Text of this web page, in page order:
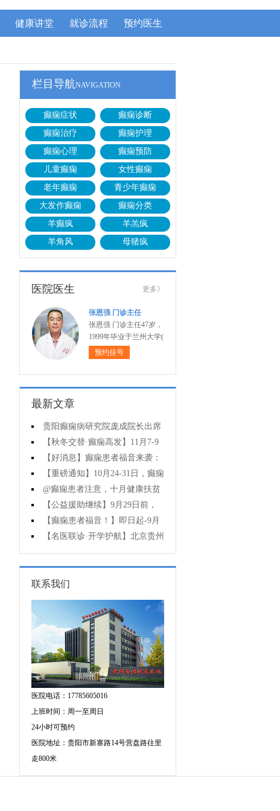
健康讲堂 就诊流程 预约医生
栏目导航NAVIGATION
癫痫症状
癫痫诊断
癫痫治疗
癫痫护理
癫痫心理
癫痫预防
儿童癫痫
女性癫痫
老年癫痫
青少年癫痫
大发作癫痫
癫痫分类
羊癫疯
羊羔疯
羊角风
母猪疯
医院医生 更多》
张恩强 门诊主任
张恩强 门诊主任47岁，
1999年毕业于兰州大学(
预约挂号
最新文章
贵阳癫痫病研究院庞成院长出席
第十一届CAAE国际癫痫论坛暨协会
成立20周年庆典
【秋冬交替·癫痫高发】11月7-9
日，超难约的北京三甲名医，携手
贵州专家团共抗癫痫，速约！
【好消息】癫痫患者福音来袭：
万元救助+半价专项检查+京黔专家
免费亲诊，符合条件者速申请！
【重磅通知】10月24-31日，癫痫
病专项检查全额救助+京黔名医免费
亲诊+高达万元补贴，名额有限，速
@癫痫患者注意，十月健康扶贫
救助计划开启，专家免费亲诊+高达
万元治疗救助，速抢名额！
【公益援助继续】9月29日前，
癫痫名医免费亲诊+检查治疗大额援
助持续发放，速约！
【癫痫患者福音！】即日起-9月
15日，专项检查免费+北京三甲知名
专家空降贵阳亲诊，勿错过！
【名医联诊·开学护航】北京贵州
三甲癫痫名医公益亲诊+检查治疗大
额援助，速约！
联系我们
医院电话：17785605016
上班时间：周一至周日
24小时可预约
医院地址：贵阳市新寨路14号营盘路往里
走800米